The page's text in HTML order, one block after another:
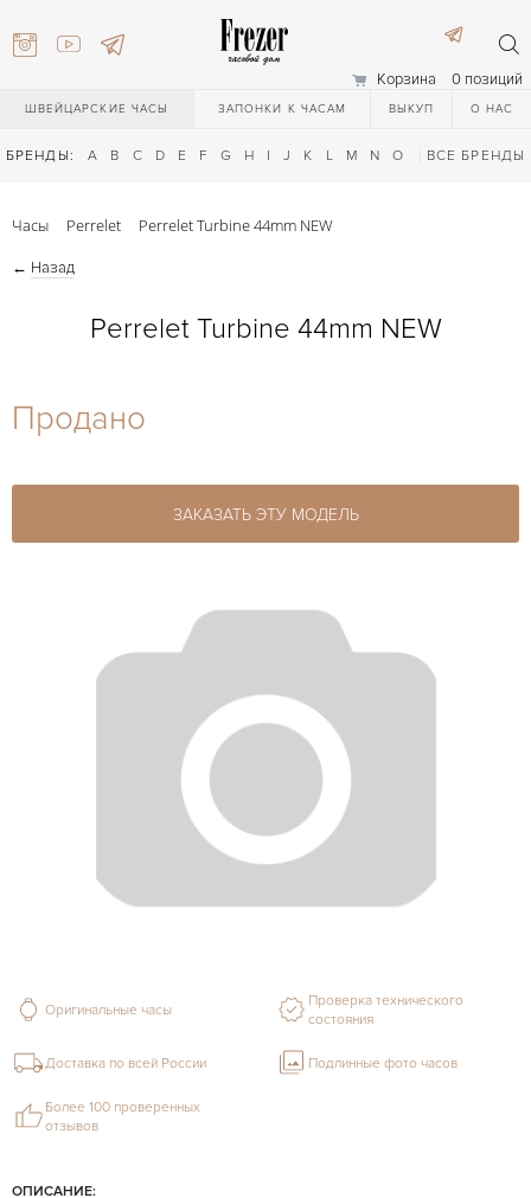
Корзина 0 позиций
ШВЕЙЦАРСКИЕ ЧАСЫ ЗАПОНКИ К ЧАСАМ ВЫКУП О НАС
БРЕНДЫ: A B C D E F G H I J K L M N O Q R S T
ВСЕ БРЕНДЫ
27-44
27-44
Часы Perrelet Perrelet Turbine 44mm NEW
← Назад
Perrelet Turbine 44mm NEW
Продано
ЗАКАЗАТЬ ЭТУ МОДЕЛЬ
ОПИСАНИЕ:
Оригинальные часы
Проверка технического
состояния
Доставка по всей России Подлинные фото часов
Более 100 проверенных
отзывов